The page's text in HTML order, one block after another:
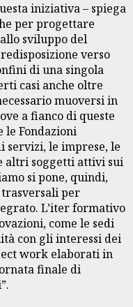
iniziativa – spiega
per progettare
sviluppo del
verso
di una singola
casi anche oltre
muoversi in
a fianco di queste
le Fondazioni
servizi, le imprese, le
altri soggetti attivi sui
si pone, quindi,
per
L’iter formativo
come le sedi
con gli interessi dei
work elaborati in
finale di